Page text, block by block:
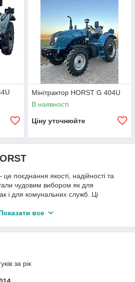
Мінітрактор HORST G 404U
В наявності
Ціну уточнюйте
поєднання якості, надійності та
чудовим вибором як для
і для комунальних служб. Ці
перевезення вантажів до
українських користувачів.
все
за рік